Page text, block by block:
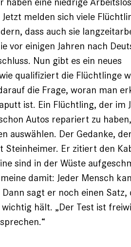
melden sich viele
dass auch sie
vor einigen Jahren nach
Nun gibt es ein neues
qualifiziert die Flüchtlinge
die Frage, woran man
ist. Ein Flüchtling, der im
Autos repariert zu
Der Gedanke,
Er zitiert den
sind in der Wüste
damit: Jeder Mensch
sagt er noch einen
hält. „Der Test ist